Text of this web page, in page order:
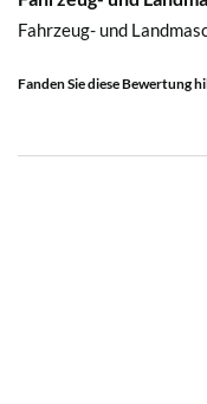
Fahrzeug- und
Fanden Sie diese Bewertung